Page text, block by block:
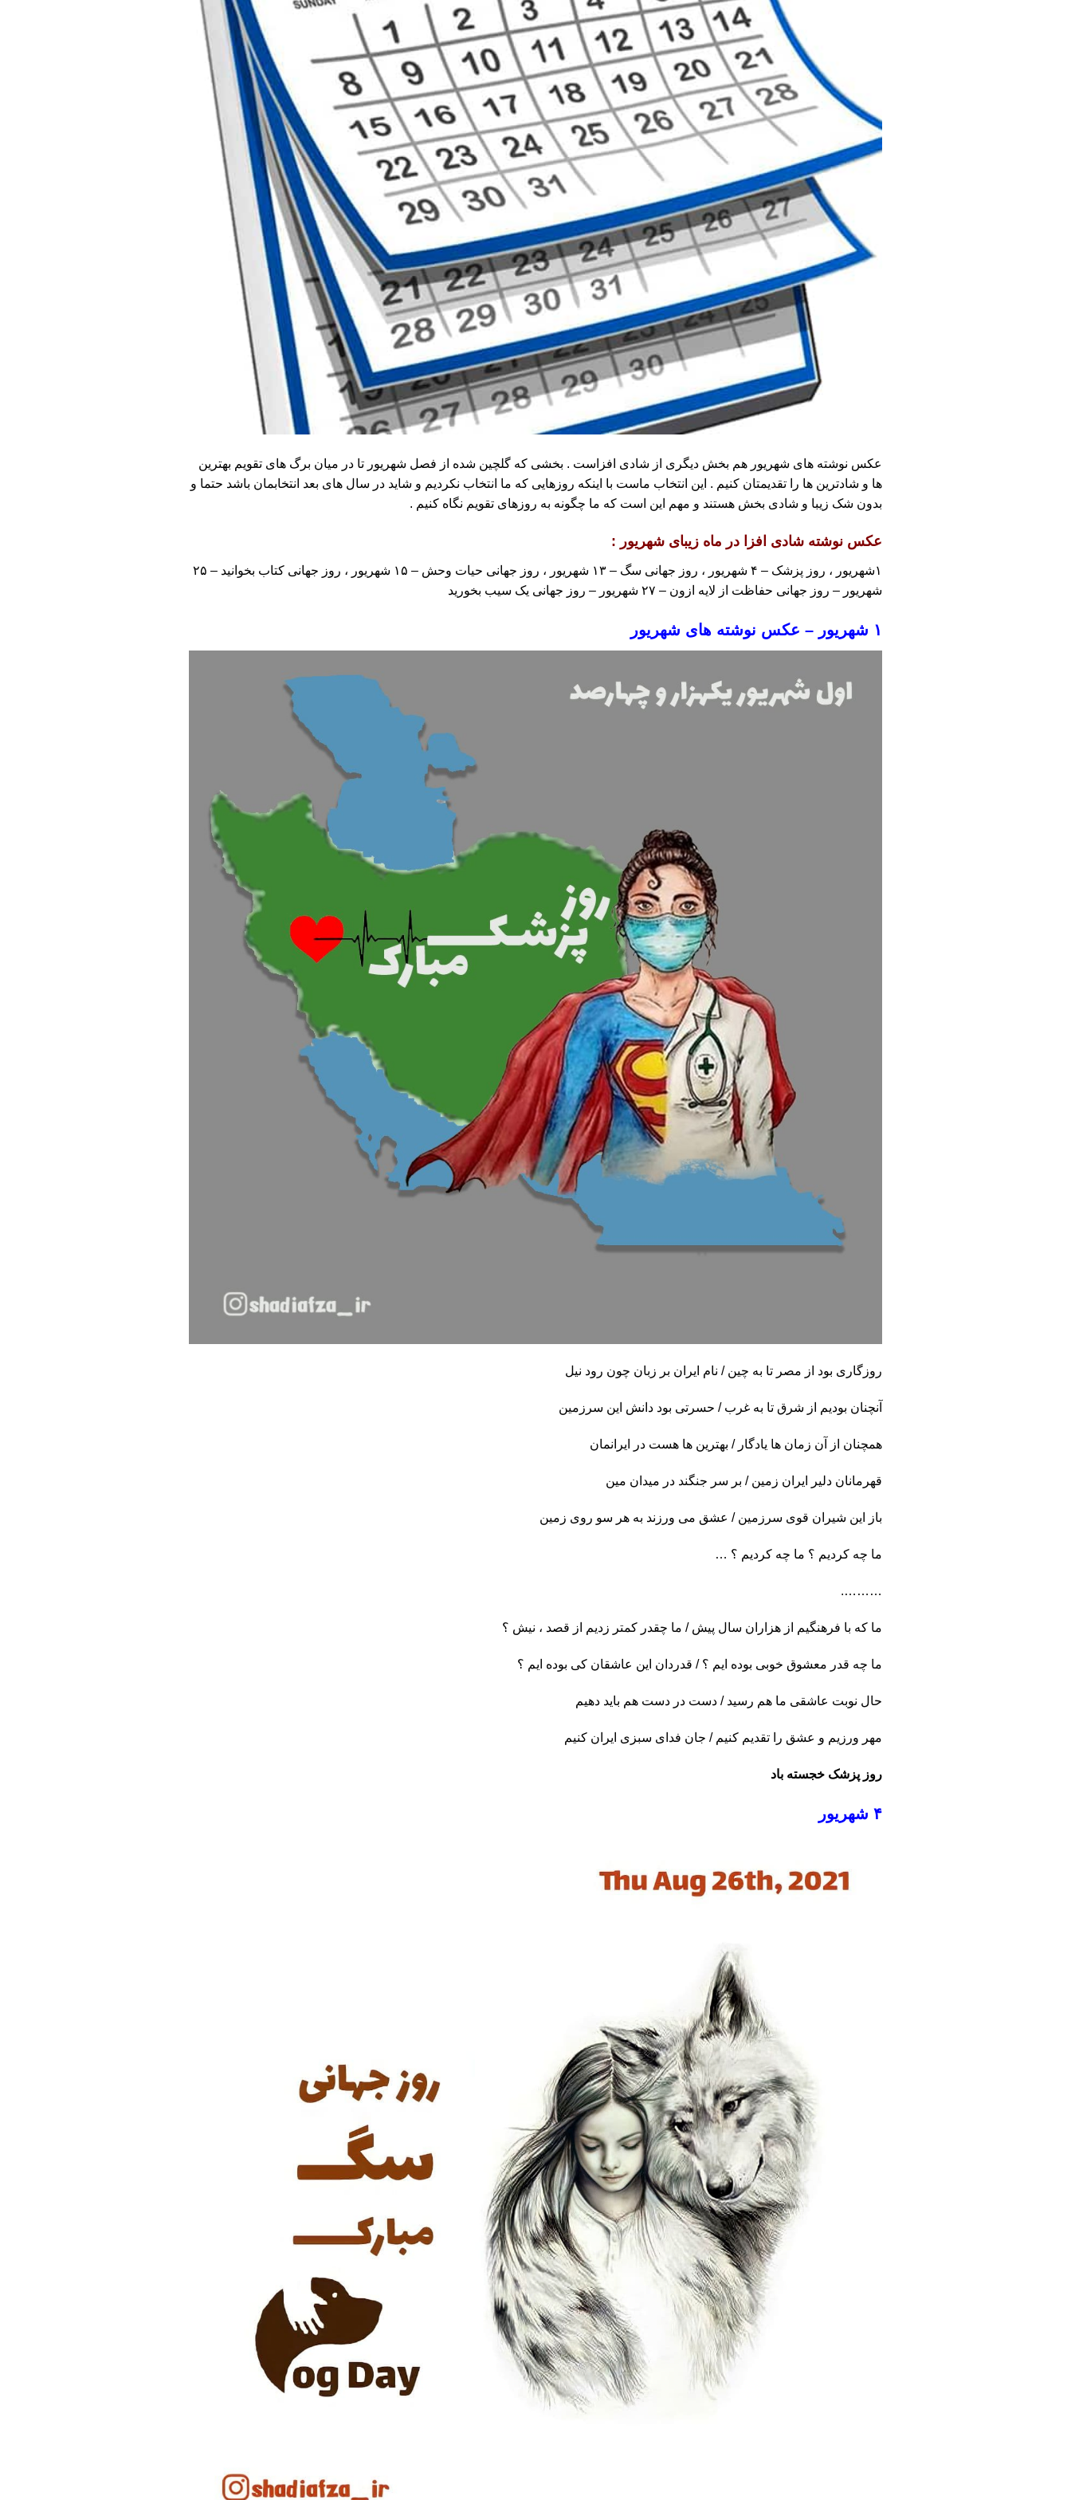
عکس نوشته های شهریور هم بخش دیگری از شادی افزاست . بخشی که گلچین شده از فصل شهریور تا در میان برگ های تقویم بهترین
ها و شادترین ها را تقدیمتان کنیم . این انتخاب ماست با اینکه روزهایی که ما انتخاب نکردیم و شاید در سال های بعد انتخابمان باشد حتما و
بدون شک زیبا و شادی بخش هستند و مهم این است که ما چگونه به روزهای تقویم نگاه کنیم .
عکس نوشته شادی افزا در ماه زیبای شهریور :
۱شهریور ، روز پزشک – ۴ شهریور ، روز جهانی سگ – ۱۳ شهریور ، روز جهانی حیات وحش – ۱۵ شهریور ، روز جهانی کتاب بخوانید – ۲۵
شهریور – روز جهانی حفاظت از لایه ازون – ۲۷ شهریور – روز جهانی یک سیب بخورید
۱ شهریور – عکس نوشته های شهریور
روزگاری بود از مصر تا به چین / نام ایران بر زبان چون رود نیل
آنچنان بودیم از شرق تا به غرب / حسرتی بود دانش این سرزمین
همچنان از آن زمان ها یادگار / بهترین ها هست در ایرانمان
قهرمانان دلیر ایران زمین / بر سر جنگند در میدان مین
باز این شیران قوی سرزمین / عشق می ورزند به هر سو روی زمین
ما چه کردیم ؟ ما چه کردیم ؟ …
……….
ما که با فرهنگیم از هزاران سال پیش / ما چقدر کمتر زدیم از قصد ، نیش ؟
ما چه قدر معشوق خوبی بوده ایم ؟ / قدردان این عاشقان کی بوده ایم ؟
حال نوبت عاشقی ما هم رسید / دست در دست هم باید دهیم
مهر ورزیم و عشق را تقدیم کنیم / جان فدای سبزی ایران کنیم
روز پزشک خجسته باد
۴ شهریور